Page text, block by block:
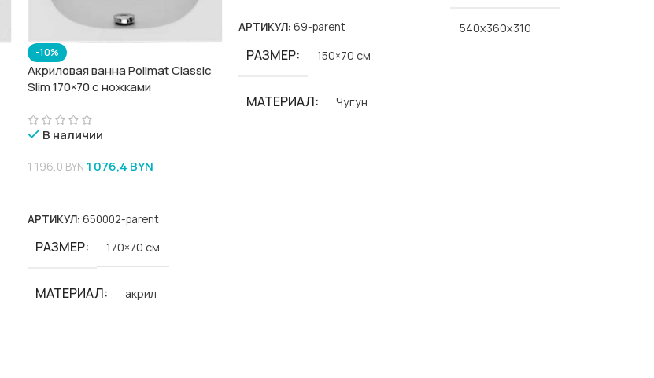
-10%
Акриловая ванна Polimat Classic
Slim 170×70 с ножками
В наличии
1 196,0BYN 1 076,4 BYN
АРТИКУЛ: 650002-parent
РАЗМЕР 170×70 см
МАТЕРИАЛ акрил
АРТИКУЛ: 69-parent
РАЗМЕР 150×70 см
МАТЕРИАЛ Чугун
540x360x310